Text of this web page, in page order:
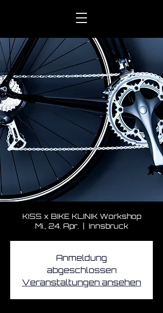
KISS x BIKE KLINIK Workshop
Mi., 24. Apr.
  |
Innsbruck
Anmeldung
abgeschlossen
Veranstaltungen ansehen